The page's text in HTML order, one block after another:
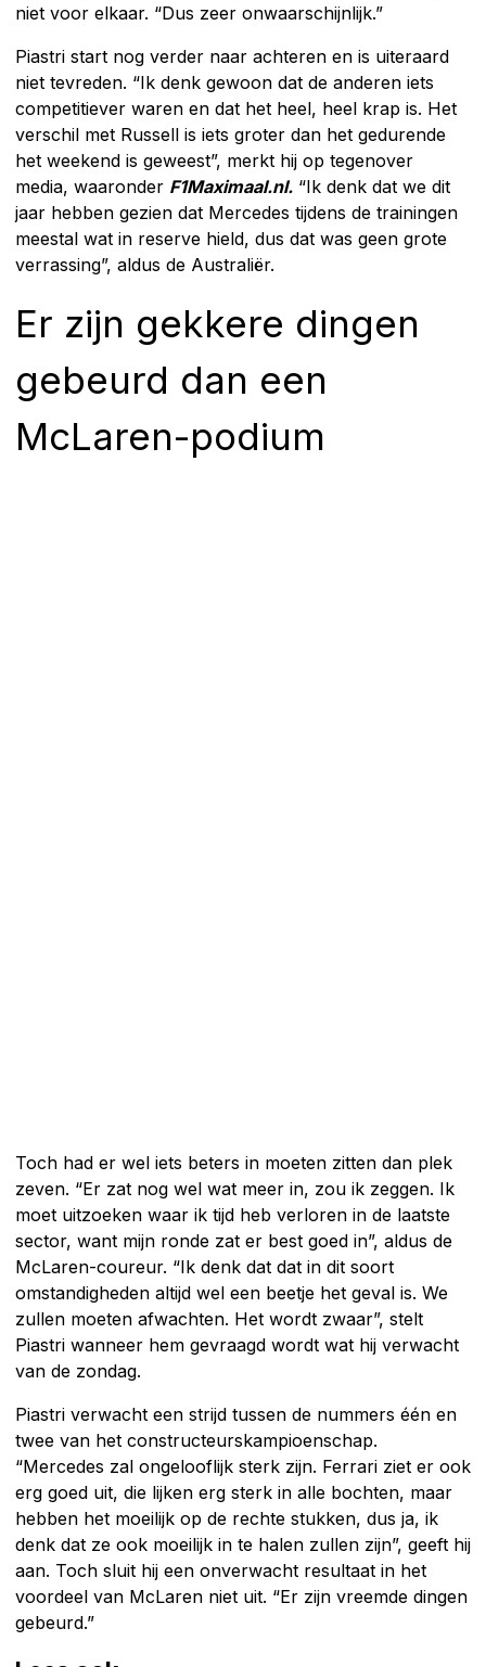
niet voor elkaar. “Dus zeer onwaarschijnlijk.”
Piastri start nog verder naar achteren en is uiteraard
niet tevreden. “Ik denk gewoon dat de anderen iets
competitiever waren en dat het heel, heel krap is. Het
verschil met Russell is iets groter dan het gedurende
het weekend is geweest”, merkt hij op tegenover
media, waaronder F1Maximaal.nl. “Ik denk dat we dit
jaar hebben gezien dat Mercedes tijdens de trainingen
meestal wat in reserve hield, dus dat was geen grote
verrassing”, aldus de Australiër.
Er zijn gekkere dingen
gebeurd dan een
McLaren-podium
Toch had er wel iets beters in moeten zitten dan plek
zeven. “Er zat nog wel wat meer in, zou ik zeggen. Ik
moet uitzoeken waar ik tijd heb verloren in de laatste
sector, want mijn ronde zat er best goed in”, aldus de
McLaren-coureur. “Ik denk dat dat in dit soort
omstandigheden altijd wel een beetje het geval is. We
zullen moeten afwachten. Het wordt zwaar”, stelt
Piastri wanneer hem gevraagd wordt wat hij verwacht
van de zondag.
Piastri verwacht een strijd tussen de nummers één en
twee van het constructeurskampioenschap.
“Mercedes zal ongelooflijk sterk zijn. Ferrari ziet er ook
erg goed uit, die lijken erg sterk in alle bochten, maar
hebben het moeilijk op de rechte stukken, dus ja, ik
denk dat ze ook moeilijk in te halen zullen zijn”, geeft hij
aan. Toch sluit hij een onverwacht resultaat in het
voordeel van McLaren niet uit. “Er zijn vreemde dingen
gebeurd.”